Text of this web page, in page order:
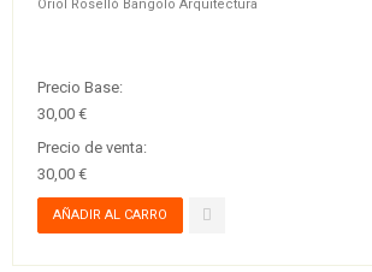
Oriol Roselló Bangolo Arquitectura
Precio Base:
30,00 €
Precio de venta:
30,00 €